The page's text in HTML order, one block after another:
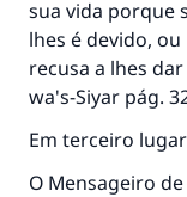
sua vida porque
lhes é devido,
recusa a lhes
wa's-Siyar pág.
Em terceiro
O Mensageiro
"Quem
que é bom
que